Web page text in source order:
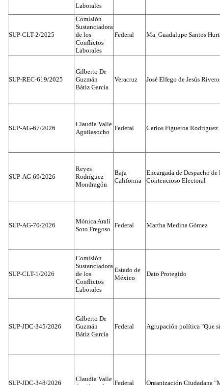
Laborales
SUP-CLT-2/2025
Comisión
Sustanciadora
de los
Conflictos
Laborales
Federal Ma. Guadalupe Santos
SUP-REC-619/2025
Gilberto De
Guzmán
Bátiz García
Veracruz José Elfego de Jesús
SUP-AG-67/2026
Claudia Valle
Aguilasocho
Federal Carlos Figueroa Rodríguez
SUP-AG-69/2026
Reyes
Rodríguez
Mondragón
Baja
California
Encargada de Despacho
Contencioso Electoral
SUP-AG-70/2026
Mónica Aralí
Soto Fregoso
Federal Martha Medina Gómez
SUP-CLT-1/2026
Comisión
Sustanciadora
de los
Conflictos
Laborales
Estado de
México
Dato Protegido
SUP-JDC-345/2026
Gilberto De
Guzmán
Bátiz García
Federal Agrupación política "Que
SUP-JDC-348/2026
Claudia Valle
Federal Organización Ciudadana